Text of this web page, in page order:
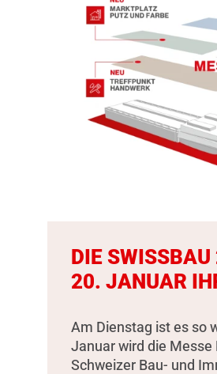
DIE
20. JANUAR
Am Dienstag ist es so
Januar wird die
Schweizer Bau- und